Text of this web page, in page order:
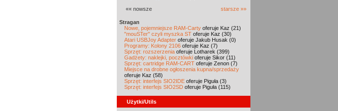
«« nowsze starsze »»
Stragan
Nowe, pojemniejsze RAM-Carty oferuje Kaz (21)
"mouSTer" czyli myszka ST oferuje Kaz (30)
Atari USBJoy Adapter oferuje Jakub Husak (0)
Programy: Kolony 2106 oferuje Kaz (7)
Sprzęt: rozszerzenia oferuje Lotharek (399)
Gadżety: naklejki, pocztówki oferuje Sikor (11)
Sprzęt: cartridge RAM-CART oferuje Zenon (7)
Miejsce na drobne ogłoszenia kupna/sprzedaży
oferuje Kaz (58)
Sprzęt: interfejs SIO2IDE oferuje Piguła (3)
Sprzęt: interfejs SIO2SD oferuje Piguła (115)
Użytki/Utils